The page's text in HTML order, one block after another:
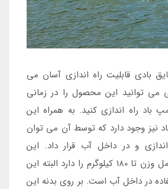
بادی قابلیت راه اندازی آسان می
می توانید این محصول را در زمانی
راه اندازی کنید. به همراه این
وجود دارد که توسط آن می توان
و در داخل آب قرار داد. این
محصول قابلیت تحمل وزن تا 180 کیلوگرم را دارد البته این
در داخل آب است. بر روی بدنه این